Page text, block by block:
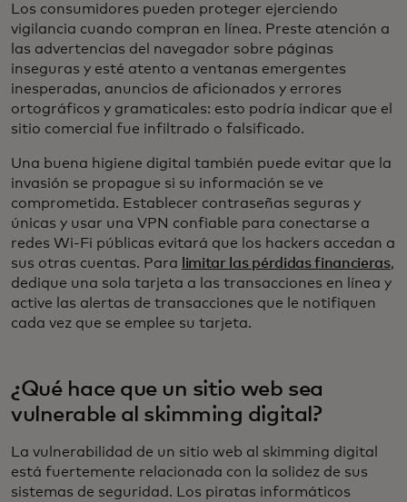
Los consumidores pueden proteger ejerciendo
vigilancia cuando compran en línea. Preste atención a
las advertencias del navegador sobre páginas
inseguras y esté atento a ventanas emergentes
inesperadas, anuncios de aficionados y errores
ortográficos y gramaticales: esto podría indicar que el
sitio comercial fue infiltrado o falsificado.
Una buena higiene digital también puede evitar que la
invasión se propague si su información se ve
comprometida. Establecer contraseñas seguras y
únicas y usar una VPN confiable para conectarse a
redes Wi-Fi públicas evitará que los hackers accedan a
sus otras cuentas. Para
limitar las pérdidas financieras,
dedique una sola tarjeta a las transacciones en línea y
active las alertas de transacciones que le notifiquen
cada vez que se emplee su tarjeta.
¿Qué hace que un sitio web sea
vulnerable al skimming digital?
La vulnerabilidad de un sitio web al skimming digital
está fuertemente relacionada con la solidez de sus
sistemas de seguridad. Los piratas informáticos